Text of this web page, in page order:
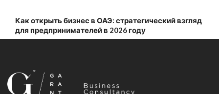
Как открыть бизнес в ОАЭ: стратегический взгляд
для предпринимателей в 2026 году